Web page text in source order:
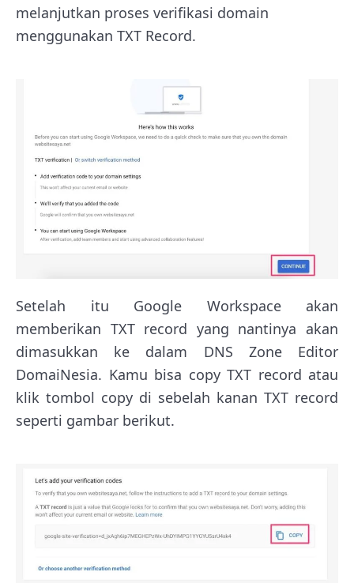
melanjutkan proses verifikasi domain
menggunakan TXT Record.
Setelah itu Google Workspace akan
memberikan TXT record yang nantinya akan
dimasukkan ke dalam DNS Zone Editor
DomaiNesia. Kamu bisa copy TXT record atau
klik tombol copy di sebelah kanan TXT record
seperti gambar berikut.